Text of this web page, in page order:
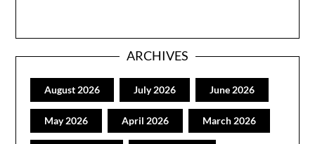
ARCHIVES
August 2026 July 2026 June 2026
May 2026 April 2026 March 2026